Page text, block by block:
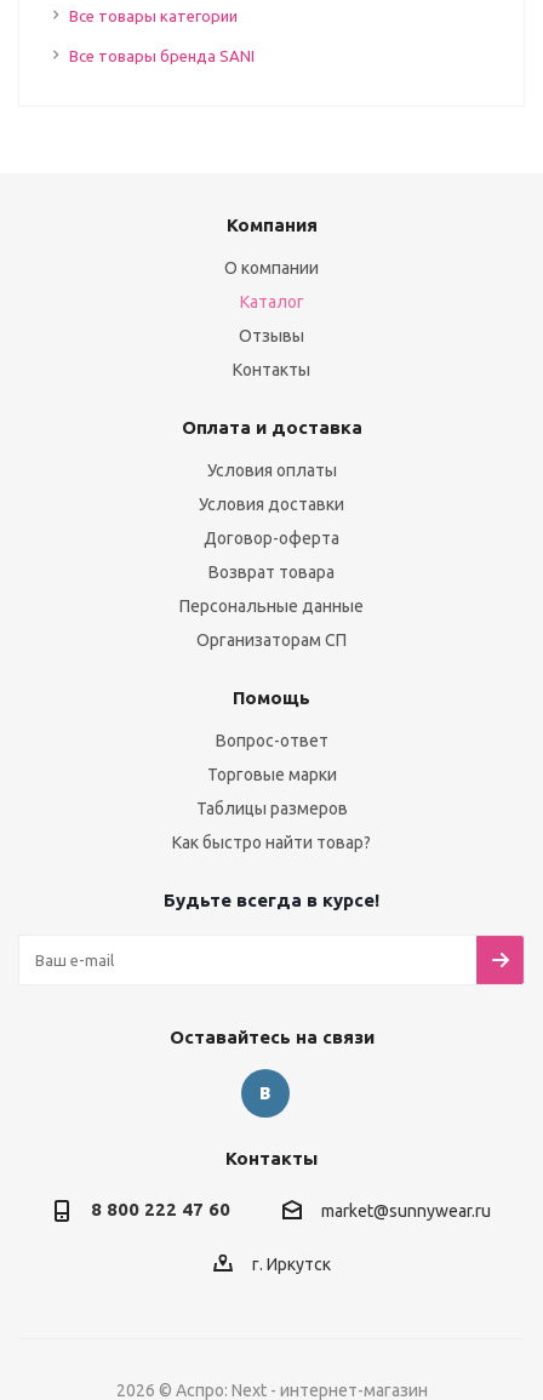
Все товары категории
Все товары бренда SANI
Компания
О компании
Каталог
Отзывы
Контакты
Оплата и доставка
Условия оплаты
Условия доставки
Договор-оферта
Возврат товара
Персональные данные
Организаторам СП
Помощь
Вопрос-ответ
Торговые марки
Таблицы размеров
Как быстро найти товар?
Будьте всегда в курсе!
Оставайтесь на связи
Контакты
8 800 222 47 60 market@sunnywear.ru
г. Иркутск
2026 © Аспро: Next - интернет-магазин